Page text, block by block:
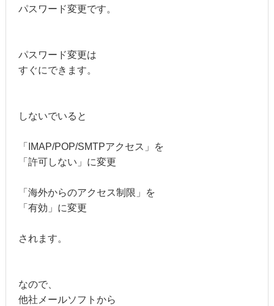
パスワード変更です。
パスワード変更は
すぐにできます。
しないでいると
「IMAP/POP/SMTPアクセス」を
「許可しない」に変更
「海外からのアクセス制限」を
「有効」に変更
されます。
なので、
他社メールソフトから